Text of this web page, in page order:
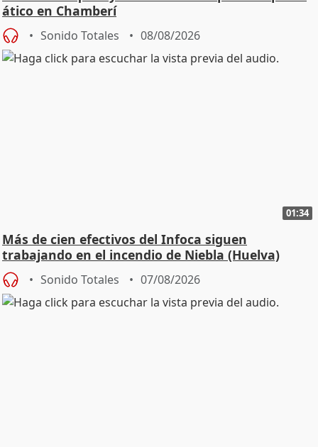
ático en Chamberí
Sonido Totales 08/08/2026
01:34
Más de cien efectivos del Infoca siguen
trabajando en el incendio de Niebla (Huelva)
Sonido Totales 07/08/2026